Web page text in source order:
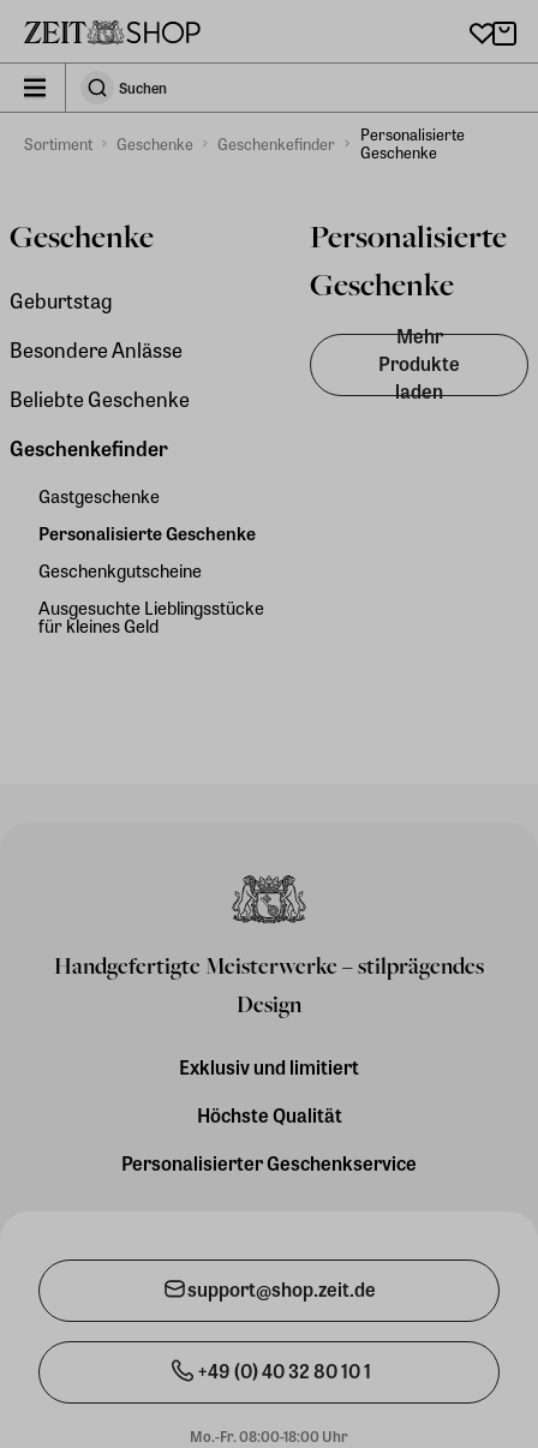
zeit_storefront.components.search.collapsed
SuchenSuchen
Sortiment Geschenke Geschenkefinder Personalisierte
Geschenke
Geschenke
Geburtstag
Besondere Anlässe
Beliebte Geschenke
Geschenkefinder
Gastgeschenke
Personalisierte Geschenke
Geschenkgutscheine
Ausgesuchte Lieblingsstücke
für kleines Geld
Personalisierte
Geschenke
Mehr
Produkte
laden
Handgefertigte Meisterwerke – stilprägendes
Design
Exklusiv und limitiert
Höchste Qualität
Personalisierter Geschenkservice
support@shop.zeit.de
+49 (0) 40 32 80 10 1
Mo.-Fr. 08:00-18:00 Uhr